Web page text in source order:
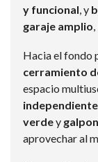
y funcional , y
garaje amplio
Hacia el fondo
cerramiento
espacio
verdey
aprovechar al